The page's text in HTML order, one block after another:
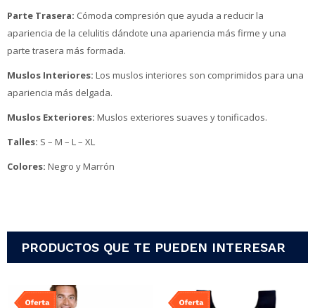
Parte Trasera: Cómoda compresión que ayuda a reducir la
apariencia de la celulitis dándote una apariencia más firme y una
parte trasera más formada.
Muslos Interiores: Los muslos interiores son comprimidos para una
apariencia más delgada.
Muslos Exteriores: Muslos exteriores suaves y tonificados.
Talles: S – M – L – XL
Colores: Negro y Marrón
PRODUCTOS QUE TE PUEDEN INTERESAR